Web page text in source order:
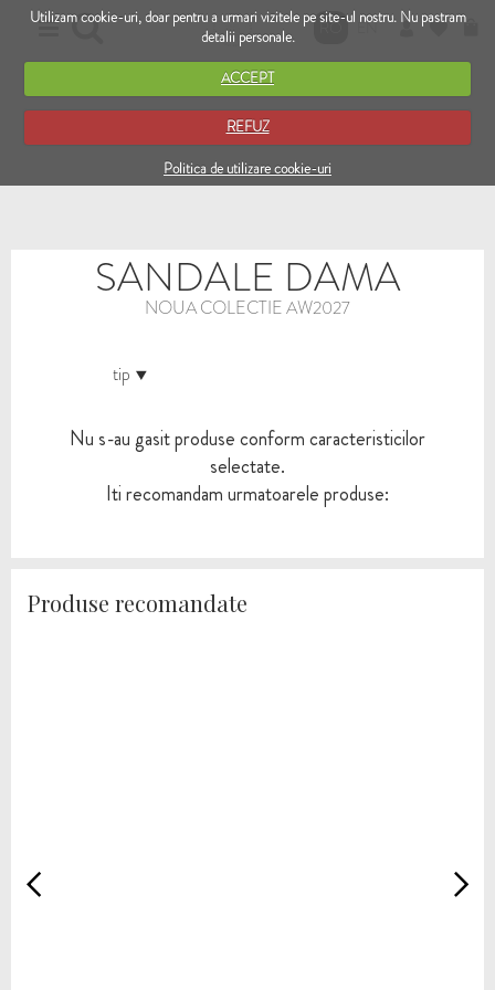
Utilizam cookie-uri, doar pentru a urmari vizitele pe site-ul nostru. Nu pastram
detalii personale.
ACCEPT
REFUZ
Politica de utilizare cookie-uri
RO EN
SANDALE DAMA
NOUA COLECTIE AW2027
tip
Nu s-au gasit produse conform caracteristicilor
selectate.
Iti recomandam urmatoarele produse:
Produse recomandate